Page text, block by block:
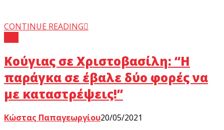
CONTINUE READING
Κούγιας σε Χριστοβασίλη: “Η
παράγκα σε έβαλε δύο φορές να
με καταστρέψεις!”
Κώστας Παπαγεωργίου20/05/2021